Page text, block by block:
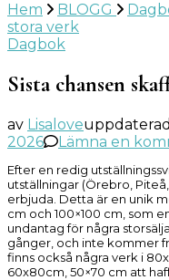
Hem BLOGG
stora verk
Dagbok
Sista chansen
av Lisalove
2026
Lämna en
Efter en redig
utställningar (Örebro,
erbjuda. Detta är en unik
cm och 100×100 cm, som
undantag för några
gånger, och inte kommer
finns också några verk i
60x80cm, 50×70 cm att